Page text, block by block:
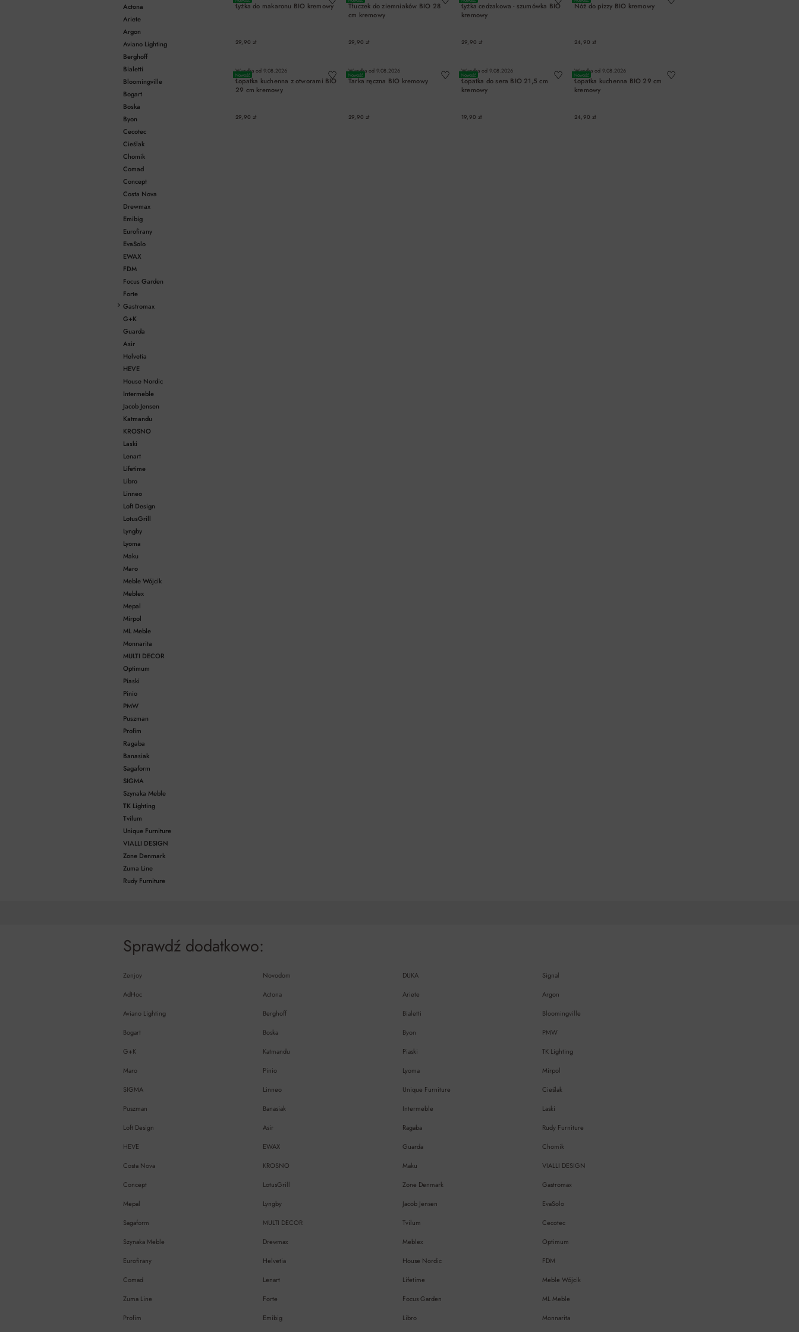
Actona
Ariete
Argon
Aviano Lighting
Berghoff
Bialetti
Bloomingville
Bogart
Boska
Byon
Cecotec
Cieślak
Chomik
Comad
Concept
Costa Nova
Drewmax
Emibig
Eurofirany
EvaSolo
EWAX
FDM
Focus Garden
Forte
Gastromax
G+K
Guarda
Asir
Helvetia
HEVE
House Nordic
Intermeble
Jacob Jensen
Katmandu
KROSNO
Laski
Lenart
Lifetime
Libro
Linneo
Loft Design
LotusGrill
Lyngby
Lyoma
Maku
Maro
Meble Wójcik
Meblex
Mepal
Mirpol
ML Meble
Monnarita
MULTI DECOR
Optimum
Piaski
Pinio
PMW
Puszman
Profim
Ragaba
Banasiak
Sagaform
SIGMA
Szynaka Meble
TK Lighting
Tvilum
Unique Furniture
VIALLI DESIGN
Zone Denmark
Zuma Line
Rudy Furniture
Łyżka do makaronu BIO kremowy
29,90 zł
Tłuczek do ziemniaków BIO 28
cm kremowy
29,90 zł
Łyżka cedzakowa - szumówka BIO
kremowy
29,90 zł
Nóż do pizzy BIO kremowy
24,90 zł
Nowość
Wysyłka od 9.08.2026
Łopatka kuchenna z otworami BIO
29 cm kremowy
29,90 zł
Nowość
Wysyłka od 9.08.2026
Tarka ręczna BIO kremowy
29,90 zł
Nowość
Wysyłka od 9.08.2026
Łopatka do sera BIO 21,5 cm
kremowy
19,90 zł
Nowość
Wysyłka od 9.08.2026
Łopatka kuchenna BIO 29 cm
kremowy
24,90 zł
Sprawdź dodatkowo:
Zenjoy Novodom DUKA
Signal
AdHoc
Actona Ariete
Argon
Aviano Lighting
Berghoff Bialetti
Bloomingville
Bogart
Boska Byon
PMW
G+K
Katmandu Piaski
TK Lighting
Maro
Pinio Lyoma
Mirpol
SIGMA
Linneo Unique Furniture
Cieślak
Puszman
Banasiak Intermeble
Laski
Loft Design
Asir Ragaba
Rudy Furniture
HEVE
EWAX Guarda
Chomik
Costa Nova
KROSNO Maku
VIALLI DESIGN
Concept
LotusGrill Zone Denmark
Gastromax
Mepal
Lyngby Jacob Jensen
EvaSolo
Sagaform
MULTI DECOR Tvilum
Cecotec
Szynaka Meble
Drewmax Meblex
Optimum
Eurofirany
Helvetia House Nordic
FDM
Comad
Lenart Lifetime
Meble Wójcik
Zuma Line
Forte Focus Garden
ML Meble
Profim
Emibig Libro Monnarita